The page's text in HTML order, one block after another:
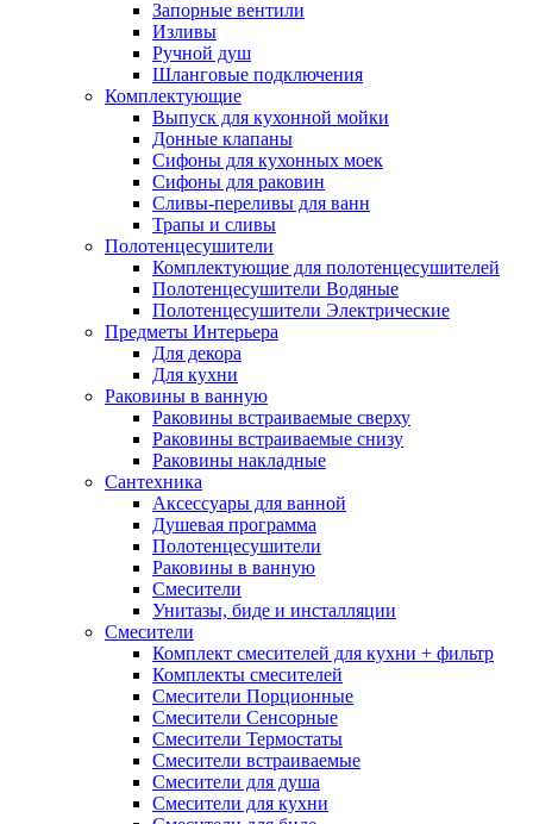
Запорные вентили
Изливы
Ручной душ
Шланговые подключения
Комплектующие
Выпуск для кухонной мойки
Донные клапаны
Сифоны для кухонных моек
Сифоны для раковин
Сливы-переливы для ванн
Трапы и сливы
Полотенцесушители
Комплектующие для полотенцесушителей
Полотенцесушители Водяные
Полотенцесушители Электрические
Предметы Интерьера
Для декора
Для кухни
Раковины в ванную
Раковины встраиваемые сверху
Раковины встраиваемые снизу
Раковины накладные
Сантехника
Аксессуары для ванной
Душевая программа
Полотенцесушители
Раковины в ванную
Смесители
Унитазы, биде и инсталляции
Смесители
Комплект смесителей для кухни + фильтр
Комплекты смесителей
Смесители Порционные
Смесители Сенсорные
Смесители Термостаты
Смесители встраиваемые
Смесители для душа
Смесители для кухни